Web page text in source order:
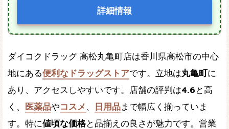
詳細情報
ダイコクドラッグ 高松丸亀町店は香川県高松市の中心
地にある便利なドラッグストアです。立地は丸亀町に
あり、アクセスしやすいです。店舗の評判は4.6 と高
く、
医薬品やコスメ 、 日用品まで幅広く揃っていま
す。特に値頃な価格と品揃えの良さが魅力です。営業